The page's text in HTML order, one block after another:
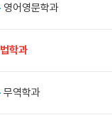
영어영문학과
법학과
무역학과